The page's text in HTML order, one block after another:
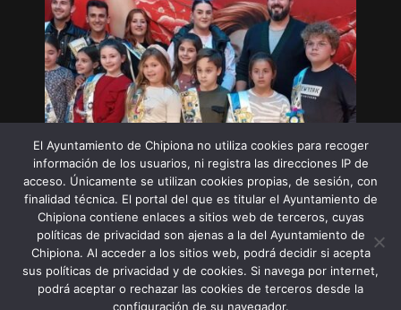
Síguenos en Instagram
El Ayuntamiento de Chipiona no utiliza cookies para recoger
información de los usuarios, ni registra las direcciones IP de
acceso. Únicamente se utilizan cookies propias, de sesión, con
finalidad técnica. El portal del que es titular el Ayuntamiento de
Chipiona contiene enlaces a sitios web de terceros, cuyas
políticas de privacidad son ajenas a la del Ayuntamiento de
Chipiona. Al acceder a los sitios web, podrá decidir si acepta
sus políticas de privacidad y de cookies. Si navega por internet,
podrá aceptar o rechazar las cookies de terceros desde la
configuración de su navegador.